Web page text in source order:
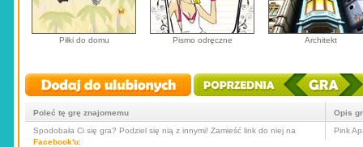
Piłki do domu Pismo odręczne Architekt
Poleć tę grę znajomemu
Spodobała Ci się gra? Podziel się nią z innymi! Zamieść link do niej na
Facebook'u:
Opis
Pink